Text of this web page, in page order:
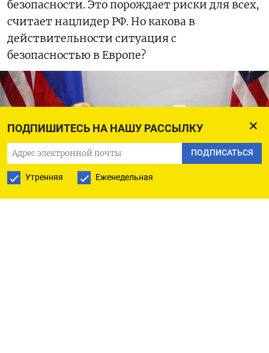
ПОДПИШИТЕСЬ НА НАШУ РАССЫЛКУ
ПОДПИСАТЬСЯ
Утренняя Еженедельная
безопасности. Это порождает риски для всех,
считает нацлидер РФ. Но какова в
действительности ситуация с
безопасностью в Европе?